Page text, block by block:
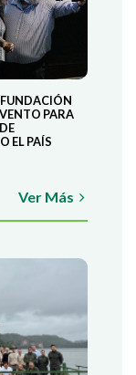
FUNDACIÓN
PARA
EL PAÍS
Ver Más